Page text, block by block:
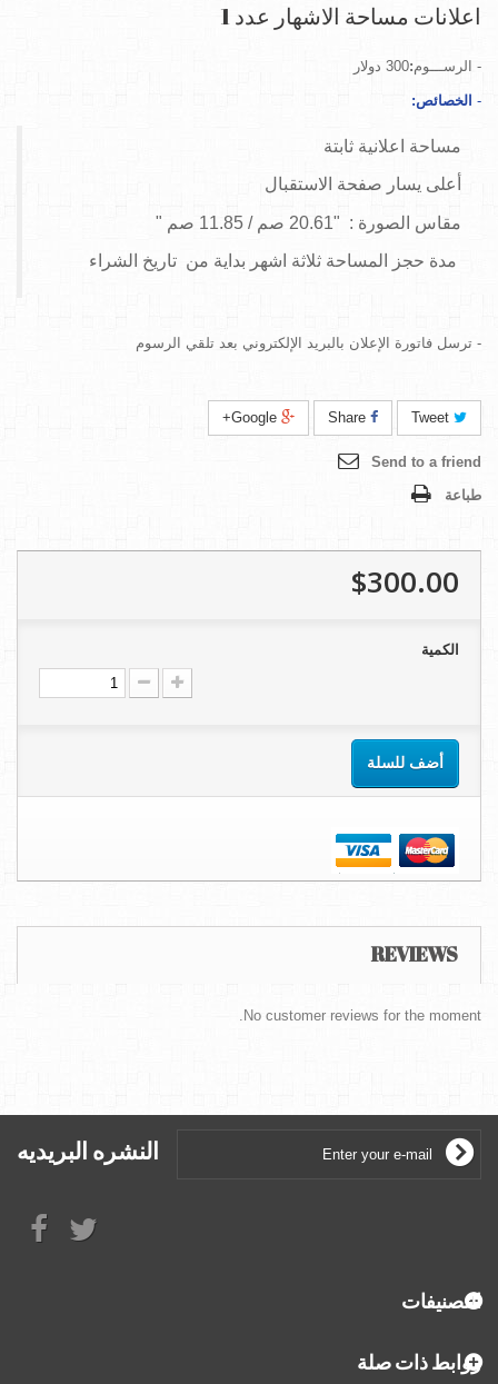
اعلانات مساحة الاشهار عدد 1
- الرســـوم:300 دولار
- الخصائص:
مساحة اعلانية ثابتة
أعلى يسار صفحة الاستقبال
مقاس الصورة : "20.61 صم / 11.85 صم "
مدة حجز المساحة ثلاثة اشهر بداية من تاريخ الشراء
- ترسل فاتورة الإعلان بالبريد الإلكتروني بعد تلقي الرسوم
Send to a friend
طباعة
$300.00
الكمية
أضف للسلة
REVIEWS
No customer reviews for the moment.
النشره البريديه
التصنيفات
روابط ذات صلة